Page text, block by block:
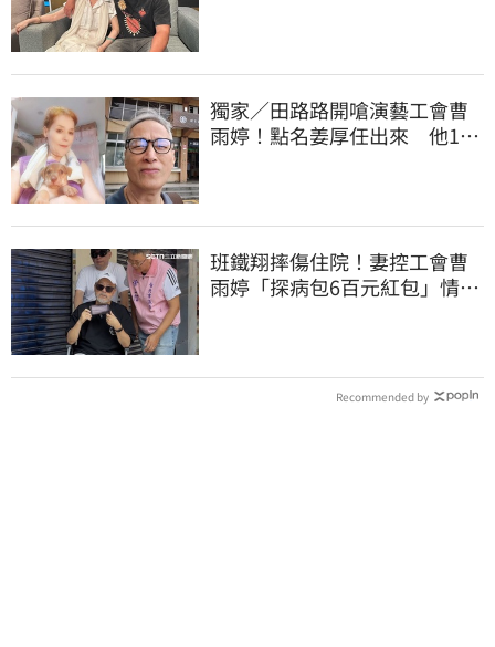
獨家／田路路開嗆演藝工會曹
雨婷！點名姜厚任出來 他16
班鐵翔摔傷住院！妻控工會曹
雨婷「探病包6百元紅包」情
Recommended by